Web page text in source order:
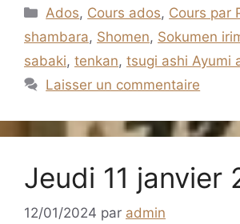
Catégories
Ados, Cours ados, Cours par
shambara, Shomen, Sokumen
sabaki, tenkan, tsugi ashi Ayumi
Laisser un commentaire
Jeudi 11 janvier
12/01/2024 par admin